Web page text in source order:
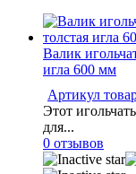
Валик
игла 600 мм
Артикул
Этот
для...
0 отзывов